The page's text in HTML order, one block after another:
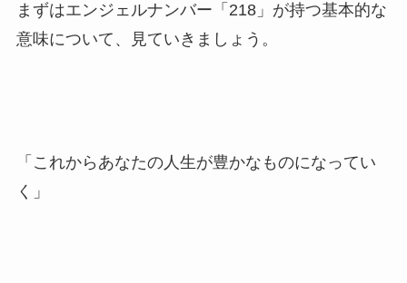
まずはエンジェルナンバー「218」が持つ基本的な
意味について、見ていきましょう。
「これからあなたの人生が豊かなものになってい
く」